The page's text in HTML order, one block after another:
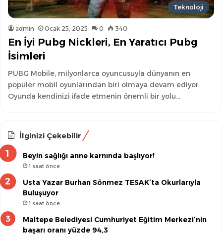
Teknoloji
admin Ocak 25, 2025 0 340
En İyi Pubg Nickleri, En Yaratıcı Pubg
İsimleri
PUBG Mobile, milyonlarca oyuncusuyla dünyanın en
popüler mobil oyunlarından biri olmaya devam ediyor.
Oyunda kendinizi ifade etmenin önemli bir yolu…
İlginizi Çekebilir
Beyin sağlığı anne karnında başlıyor!
1 saat önce
Usta Yazar Burhan Sönmez TESAK’ta Okurlarıyla
Buluşuyor
1 saat önce
Maltepe Belediyesi Cumhuriyet Eğitim Merkezi’nin
başarı oranı yüzde 94,3